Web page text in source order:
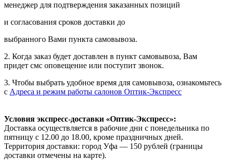
менеджер для подтверждения заказанных позиций
и согласования сроков доставки до
выбранного Вами пункта самовывоза.
2. Когда заказ будет доставлен в пункт самовывоза, Вам
придет смс оповещение или поступит звонок.
3. Чтобы выбрать удобное время для самовывоза, ознакомьтесь
с Адреса и режим работы салонов Оптик-Экспресс
Условия экспресс-доставки «Оптик-Экспресс»:
Доставка осуществляется в рабочие дни с понедельника по
пятницу с 12.00 до 18.00, кроме праздничных дней.
Территория доставки: город Уфа — 150 рублей (границы
доставки отмечены на карте).